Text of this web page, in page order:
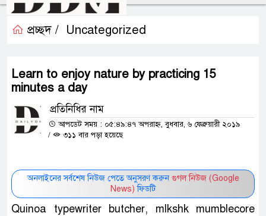
প্রচ্ছদ / Uncategorized
Learn to enjoy nature by practicing 15
minutes a day
প্রতিনিধির নাম
আপডেট সময় : ০৫:৪৯:৪৭ অপরাহ্ন, বুধবার, ৬ ফেব্রুয়ারী ২০১৯
/
৩১১ বার পড়া হয়েছে
অনলাইনের সর্বশেষ নিউজ পেতে অনুসরণ করুন গুগল নিউজ (Google
News) ফিডটি
Quinoa typewriter butcher, mlkshk mumblecore